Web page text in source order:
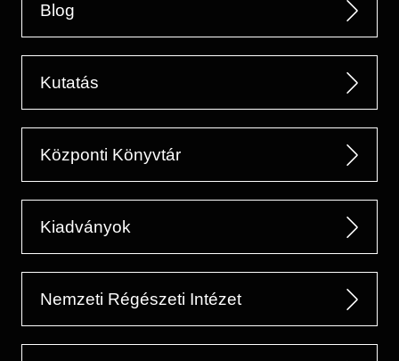
Blog
Kutatás
Központi Könyvtár
Kiadványok
Nemzeti Régészeti Intézet